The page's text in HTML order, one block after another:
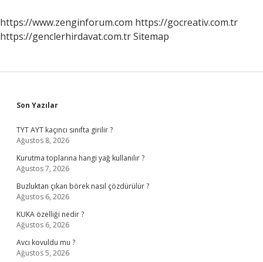
https://www.zenginforum.com https://gocreativ.com.tr
https://genclerhirdavat.com.trSitemap
Sidebar
Son Yazılar
TYT AYT kaçıncı sınıfta girilir ?
Ağustos 8, 2026
Kurutma toplarına hangi yağ kullanılır ?
Ağustos 7, 2026
Buzluktan çıkan börek nasıl çözdürülür ?
Ağustos 6, 2026
KUKA özelliği nedir ?
Ağustos 6, 2026
Avcı kovuldu mu ?
Ağustos 5, 2026